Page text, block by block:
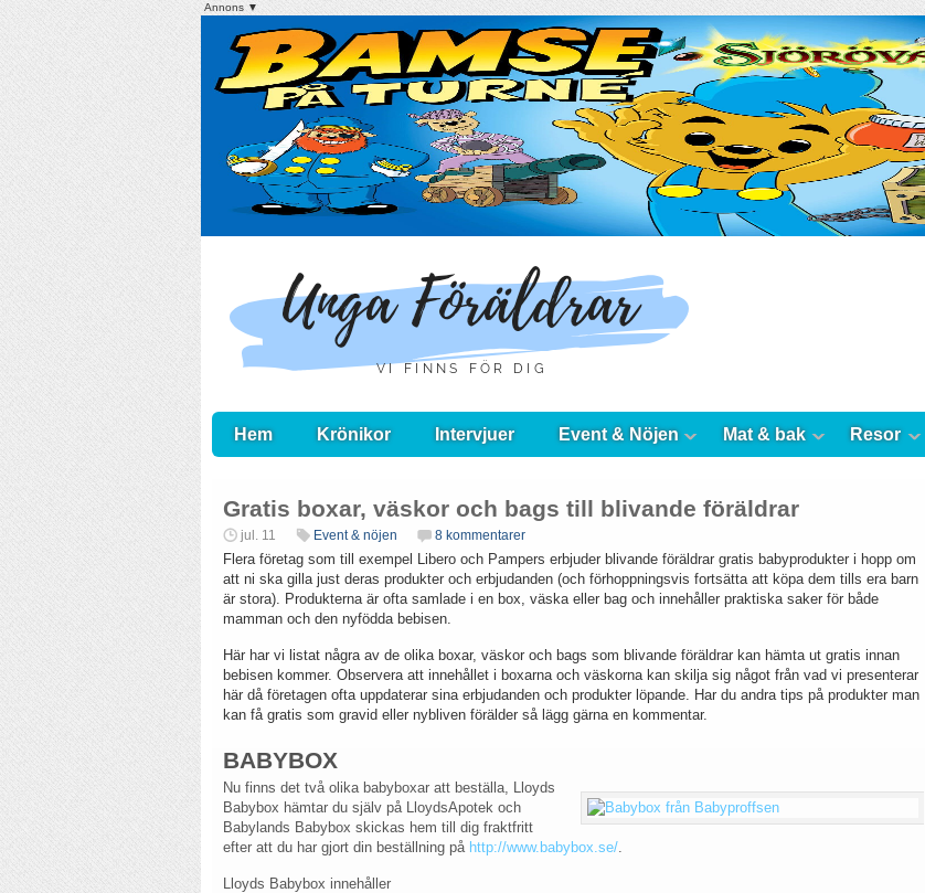
Annons ▼
Hem Krönikor Intervjuer Event & Nöjen Mat & bak Resor
Gratis boxar, väskor och bags till blivande föräldrar
jul. 11 Event & nöjen 8 kommentarer
Flera företag som till exempel Libero och Pampers erbjuder blivande föräldrar gratis babyprodukter i hopp om
att ni ska gilla just deras produkter och erbjudanden (och förhoppningsvis fortsätta att köpa dem tills era barn
är stora). Produkterna är ofta samlade i en box, väska eller bag och innehåller praktiska saker för både
mamman och den nyfödda bebisen.
Här har vi listat några av de olika boxar, väskor och bags som blivande föräldrar kan hämta ut gratis innan
bebisen kommer. Observera att innehållet i boxarna och väskorna kan skilja sig något från vad vi presenterar
här då företagen ofta uppdaterar sina erbjudanden och produkter löpande. Har du andra tips på produkter man
kan få gratis som gravid eller nybliven förälder så lägg gärna en kommentar.
BABYBOX
Nu finns det två olika babyboxar att beställa, Lloyds
Babybox hämtar du själv på LloydsApotek och
Babylands Babybox skickas hem till dig fraktfritt
efter att du har gjort din beställning på http://www.babybox.se/.
Lloyds Babybox innehåller